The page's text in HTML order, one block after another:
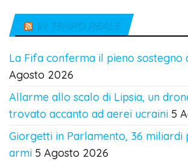
IN TEMPO REALE
La Fifa conferma il pieno sostegno
Agosto 2026
Allarme allo scalo di Lipsia, un
trovato accanto ad aerei ucraini 5
Giorgetti in Parlamento, 36 miliardi
armi 5 Agosto 2026